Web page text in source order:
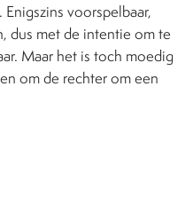
voorspelbaar,
dus met de intentie om te
Maar het is toch moedig
om de rechter om een